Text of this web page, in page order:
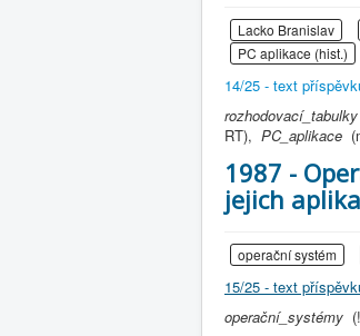
Lacko Branislav
PC aplikace (hist.)
14/25 - text
rozhodovací_tabulky
RT), PC_aplikace
1987 -
jejich
operační systém
15/25 - text
operační_systémy